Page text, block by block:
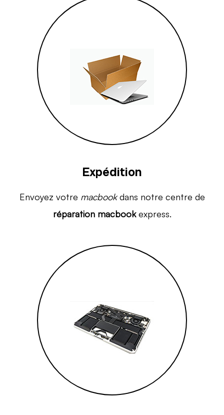
Expédition
Envoyez votre macbookdans notre centre de
réparation macbookexpress.